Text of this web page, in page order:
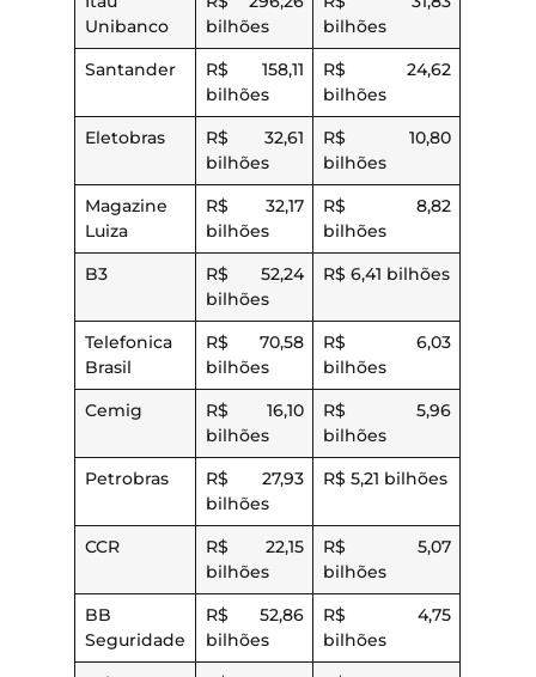
Unibanco
bilhões
bilhões
Santander
R$ 158,11
bilhões
R$ 24,62
bilhões
Eletobras
R$ 32,61
bilhões
R$ 10,80
bilhões
Magazine
Luiza
R$ 32,17
bilhões
R$ 8,82
bilhões
B3
R$ 52,24
bilhões
R$ 6,41 bilhões
Telefonica
Brasil
R$ 70,58
bilhões
R$ 6,03
bilhões
Cemig
R$ 16,10
bilhões
R$ 5,96
bilhões
Petrobras
R$ 27,93
bilhões
R$ 5,21 bilhões
CCR
R$ 22,15
bilhões
R$ 5,07
bilhões
BB
Seguridade
R$ 52,86
bilhões
R$ 4,75
bilhões